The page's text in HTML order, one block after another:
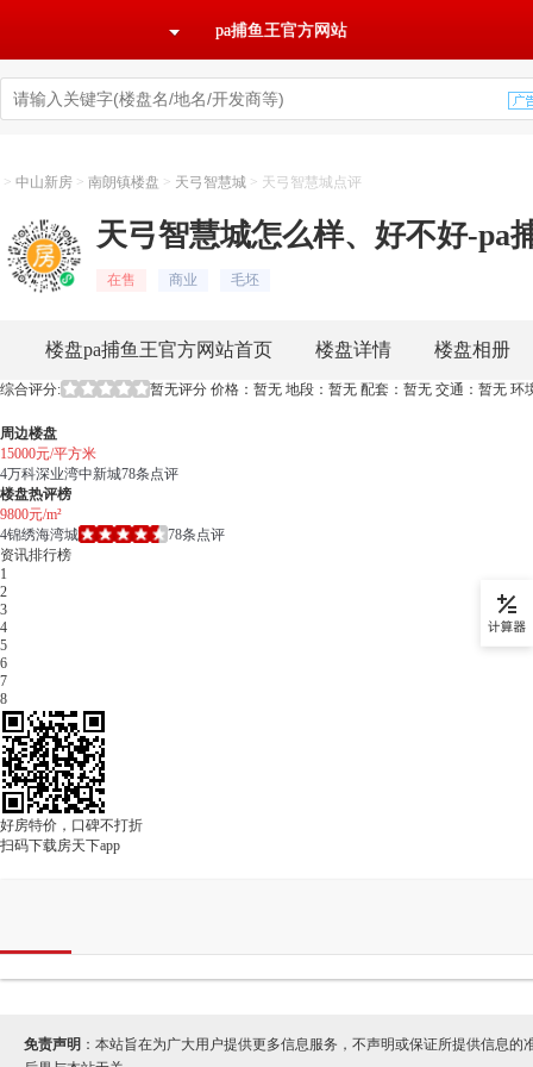
pa捕鱼王官方网站
> 中山新房 > 南朗镇楼盘 > 天弓智慧城 > 天弓智慧城点评
天弓智慧城怎么样、好不好-pa
在售 商业 毛坯
楼盘pa捕鱼王官方网站首页 楼盘详情 楼盘相册
综合评分: 暂无评分 价格：暂无 地段：暂无 配套：暂无 交通：暂无 环
周边楼盘
15000元/平方米
4万科深业湾中新城78条点评
楼盘热评榜
9800元/m²
4锦绣海湾城
78条点评
资讯排行榜
1
2
3
4
5
6
7
8
好房特价，口碑不打折
扫码下载房天下app
免责声明 ：本站旨在为广大用户提供更多信息服务，不声明或保证所提供信息